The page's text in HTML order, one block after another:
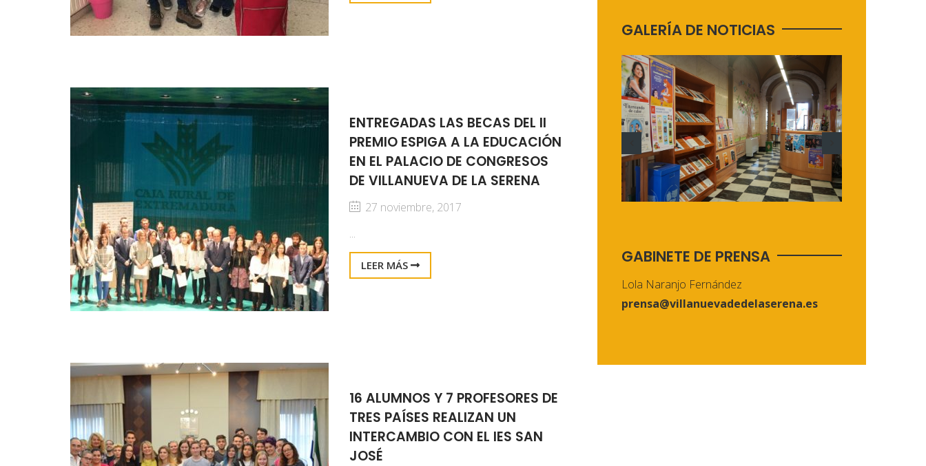
ENTREGADAS LAS BECAS DEL II
PREMIO ESPIGA A LA EDUCACIÓN
EN EL PALACIO DE CONGRESOS
DE VILLANUEVA DE LA SERENA
27 noviembre, 2017
...
LEER MÁS
16 ALUMNOS Y 7 PROFESORES DE
TRES PAÍSES REALIZAN UN
INTERCAMBIO CON EL IES SAN
JOSÉ
GALERÍA DE NOTICIAS
GABINETE DE PRENSA
Lola Naranjo Fernández
prensa@villanuevadedelaserena.es